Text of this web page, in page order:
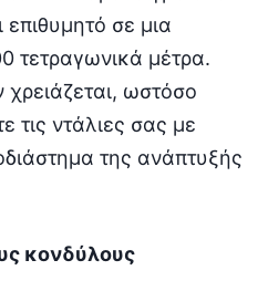
σε μια
τετραγωνικά μέτρα.
ωστόσο
τις ντάλιες σας με
της ανάπτυξής
κονδύλους